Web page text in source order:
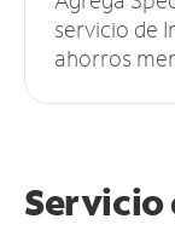
servicio de
ahorros
Servicio